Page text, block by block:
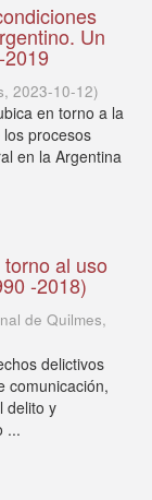
Un
, 2023-10-12)
en torno a la
procesos
en la Argentina
al uso
-2018)
de Quilmes,
delictivos
comunicación,
delito y
...